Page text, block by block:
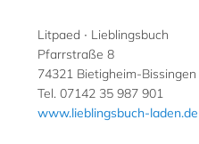
Litpaed ∙ Lieblingsbuch
Pfarrstraße 8
74321 Bietigheim-Bissingen
Tel. 07142 35 987 901
www.lieblingsbuch-laden.de